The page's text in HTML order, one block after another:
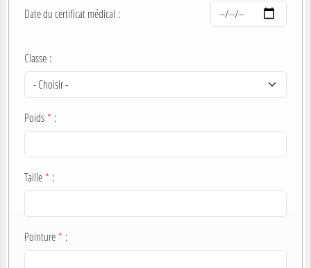
Date du certificat médical :
Classe :
Poids* :
Taille* :
Pointure* :